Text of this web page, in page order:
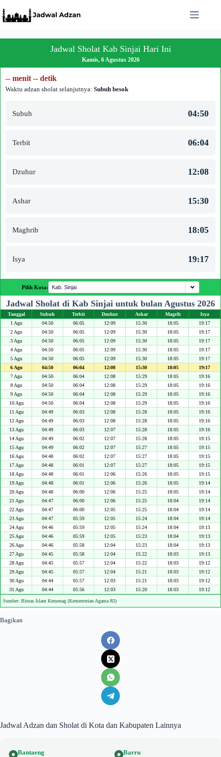
to
content
Jadwal Sholat Kab Sinjai Hari Ini
Kamis, 6 Agustus 2026
-- menit -- detik
Waktu adzan sholat selanjutnya: Subuh besok
Subuh 04:50
Terbit 06:04
Dzuhur 12:08
Ashar 15:30
Maghrib 18:05
Isya 19:17
Pilih Kota:
Jadwal Sholat di Kab Sinjai untuk bulan Agustus 2026
Tanggal Subuh Terbit Dzuhur Ashar Magrib
Isya
1 Agu
04:50 06:05 12:09 15:30 18:05
19:17
2 Agu
04:50 06:05 12:09 15:30 18:05
19:17
3 Agu
04:50 06:05 12:09 15:30 18:05
19:17
4 Agu
04:50 06:05 12:09 15:30 18:05
19:17
5 Agu
04:50 06:05 12:09 15:30 18:05
19:17
6 Agu
04:50 06:04 12:08 15:30 18:05
19:17
7 Agu
04:50 06:04 12:08 15:29 18:05
19:16
8 Agu
04:50 06:04 12:08 15:29 18:05
19:16
9 Agu
04:50 06:04 12:08 15:29 18:05
19:16
10 Agu
04:50 06:04 12:08 15:29 18:05
19:16
11 Agu
04:49 06:03 12:08 15:28 18:05
19:16
12 Agu
04:49 06:03 12:08 15:28 18:05
19:16
13 Agu
04:49 06:03 12:07 15:28 18:05
19:16
14 Agu
04:49 06:02 12:07 15:28 18:05
19:15
15 Agu
04:49 06:02 12:07 15:27 18:05
19:15
16 Agu
04:48 06:02 12:07 15:27 18:05
19:15
17 Agu
04:48 06:01 12:07 15:27 18:05
19:15
18 Agu
04:48 06:01 12:06 15:26 18:05
19:15
19 Agu
04:48 06:01 12:06 15:26 18:05
19:14
20 Agu
04:48 06:00 12:06 15:25 18:05
19:14
21 Agu
04:47 06:00 12:06 15:25 18:04
19:14
22 Agu
04:47 06:00 12:05 15:25 18:04
19:14
23 Agu
04:47 05:59 12:05 15:24 18:04
19:14
24 Agu
04:46 05:59 12:05 15:24 18:04
19:13
25 Agu
04:46 05:59 12:05 15:23 18:04
19:13
26 Agu
04:46 05:58 12:04 15:23 18:04
19:13
27 Agu
04:45 05:58 12:04 15:22 18:03
19:13
28 Agu
04:45 05:57 12:04 15:22 18:03
19:12
29 Agu
04:45 05:57 12:04 15:21 18:03
19:12
30 Agu
04:44 05:57 12:03 15:21 18:03
19:12
31 Agu
04:44 05:56 12:03 15:20 18:03 19:12
Sumber: Bimas Islam Kemenag (Kementerian Agama RI)
Bagikan
Jadwal Adzan dan Sholat di Kota dan Kabupaten Lainnya
Bantaeng Barru